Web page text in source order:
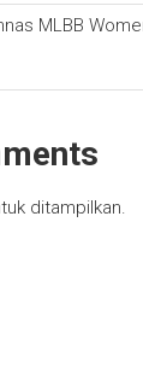
MLBB
ditampilkan.